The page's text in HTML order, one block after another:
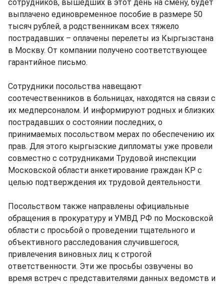
сотрудников, вышедших в этот день на смену, будет
выплачено единовременное пособие в размере 50
тысяч рублей, а родственникам всех тяжело
пострадавших – оплачены перелеты из Кыргызстана
в Москву. От компании получено соответствующее
гарантийное письмо.
Сотрудники посольства навещают
соотечественников в больницах, находятся на связи с
их медперсоналом. И информируют родных и близких
пострадавших о состоянии последних, о
принимаемых посольством мерах по обеспечению их
прав. Для этого кыргызские дипломаты уже провели
совместно с сотрудниками Трудовой инспекции
Московской области анкетирование граждан КР с
целью подтверждения их трудовой деятельности.
Посольством также направлены официальные
обращения в прокуратуру и УМВД РФ по Московской
области с просьбой о проведении тщательного и
объективного расследования случившегося,
привлечения виновных лиц к строгой
ответственности. Эти же просьбы озвучены во
время встреч с представителями данных ведомств и